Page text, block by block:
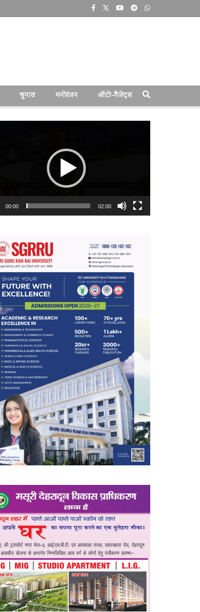
चुनाव मनोरंजन ऑटो-गैजेट्स
00:00 02:00